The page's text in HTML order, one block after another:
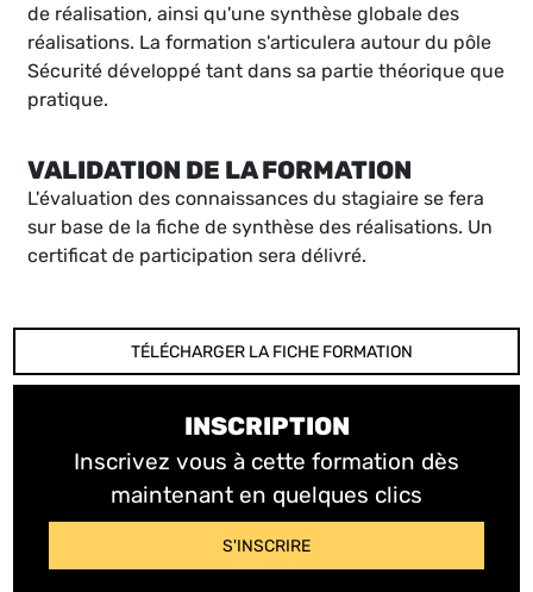
de réalisation, ainsi qu'une synthèse globale des
réalisations. La formation s'articulera autour du pôle
Sécurité développé tant dans sa partie théorique que
pratique.
VALIDATION DE LA FORMATION
L'évaluation des connaissances du stagiaire se fera
sur base de la fiche de synthèse des réalisations. Un
certificat de participation sera délivré.
TÉLÉCHARGER LA FICHE FORMATION
INSCRIPTION
Inscrivez vous à cette formation dès
maintenant en quelques clics
S'INSCRIRE